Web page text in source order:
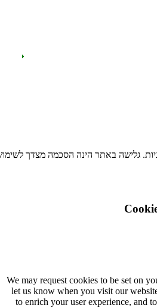
הינה הסכמה מצדך לשימוש
We may request cookies
let us know when you
to enrich your user